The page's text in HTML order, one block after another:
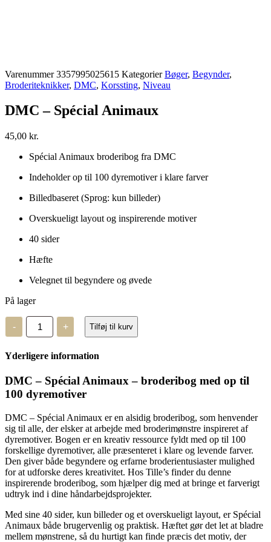
Varenummer3357995025615 Kategorier Bøger, Begynder,
Broderiteknikker, DMC, Korssting, Niveau
DMC – Spécial Animaux
45,00 kr.
Spécial Animaux broderibog fra DMC
Indeholder op til 100 dyremotiver i klare farver
Billedbaseret (Sprog: kun billeder)
Overskueligt layout og inspirerende motiver
40 sider
Hæfte
Velegnet til begyndere og øvede
På lager
-
DMC
Spécial
antal
+ Tilføj til kurv
Yderligere information
DMC – Spécial Animaux – broderibog med op til
100 dyremotiver
DMC – Spécial Animaux er en alsidig broderibog, som henvender
sig til alle, der elsker at arbejde med broderimønstre inspireret af
dyremotiver. Bogen er en kreativ ressource fyldt med op til 100
forskellige dyremotiver, alle præsenteret i klare og levende farver.
Den giver både begyndere og erfarne broderientusiaster mulighed
for at udforske deres kreativitet. Hos Tille’s finder du denne
inspirerende broderibog, som hjælper dig med at bringe et farverigt
udtryk ind i dine håndarbejdsprojekter.
Med sine 40 sider, kun billeder og et overskueligt layout, er Spécial
Animaux både brugervenlig og praktisk. Hæftet gør det let at bladre
mellem mønstrene, så du hurtigt kan finde præcis det motiv, der